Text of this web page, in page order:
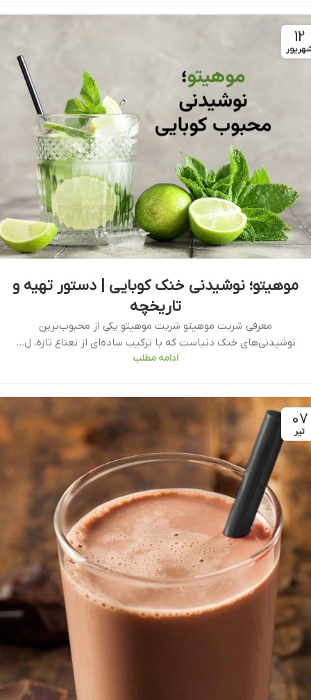
12
موهیتو؛ نوشیدنی خنک کوبایی | دستور تهیه و
تاریخچه
معرفی شربت موهیتو شربت موهیتو یکی از محبوب‌ترین
نوشیدنی‌های خنک دنیاست که با ترکیب ساده‌ای از نعناع تازه، ل...
ادامه مطلب
07
تیر